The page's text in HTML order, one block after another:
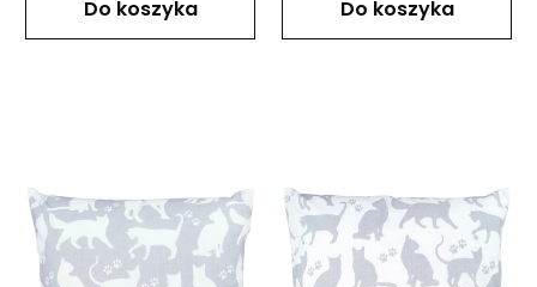
Do koszyka Do koszyka